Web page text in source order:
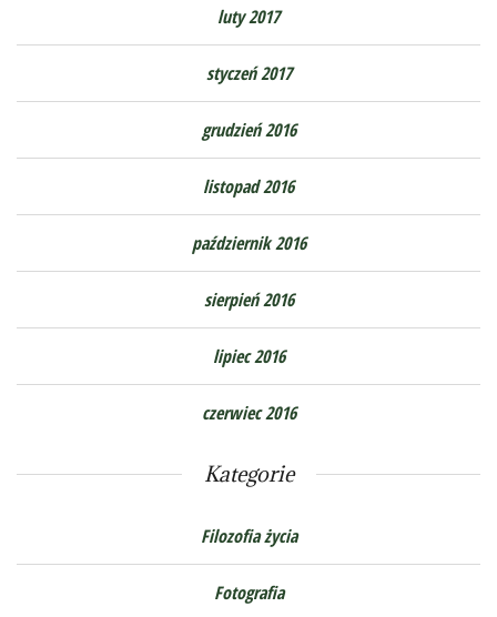
luty 2017
styczeń 2017
grudzień 2016
listopad 2016
październik 2016
sierpień 2016
lipiec 2016
czerwiec 2016
Kategorie
Filozofia życia
Fotografia